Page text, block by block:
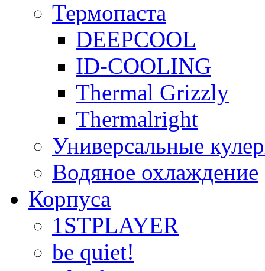
Термопаста
DEEPCOOL
ID-COOLING
Thermal Grizzly
Thermalright
Универсальные
Водяное охлаждение
Корпуса
1STPLAYER
be quiet!